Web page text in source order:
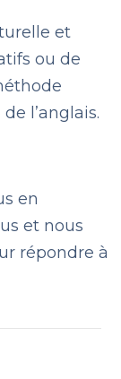
et
ou de
l’anglais.
en
et nous
répondre à